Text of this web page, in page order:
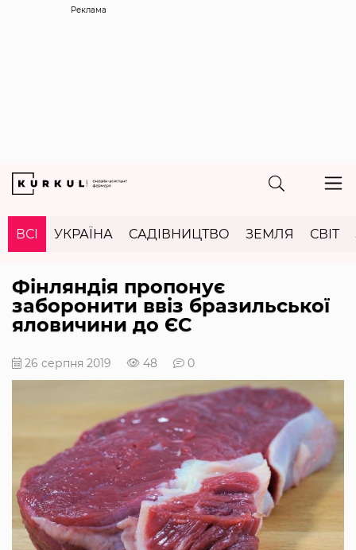
Реклама
ВСІ УКРАЇНА САДІВНИЦТВО ЗЕМЛЯ СВІТ
Фінляндія пропонує
заборонити ввіз бразильської
яловичини до ЄС
26 серпня 2019 48 0